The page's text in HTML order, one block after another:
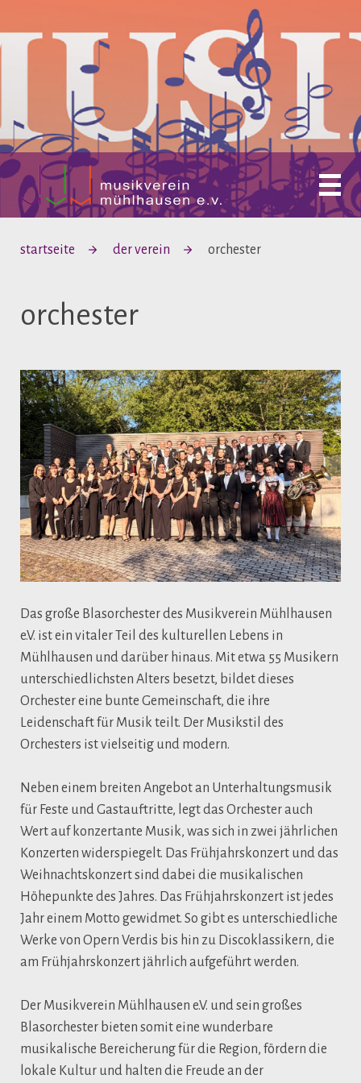
startseite der verein orchester
orchester
Das große Blasorchester des Musikverein Mühlhausen
e.V. ist ein vitaler Teil des kulturellen Lebens in
Mühlhausen und darüber hinaus. Mit etwa 55 Musikern
unterschiedlichsten Alters besetzt, bildet dieses
Orchester eine bunte Gemeinschaft, die ihre
Leidenschaft für Musik teilt. Der Musikstil des
Orchesters ist vielseitig und modern.
Neben einem breiten Angebot an Unterhaltungsmusik
für Feste und Gastauftritte, legt das Orchester auch
Wert auf konzertante Musik, was sich in zwei jährlichen
Konzerten widerspiegelt. Das Frühjahrskonzert und das
Weihnachtskonzert sind dabei die musikalischen
Höhepunkte des Jahres. Das Frühjahrskonzert ist jedes
Jahr einem Motto gewidmet. So gibt es unterschiedliche
Werke von Opern Verdis bis hin zu Discoklassikern, die
am Frühjahrskonzert jährlich aufgeführt werden.
Der Musikverein Mühlhausen e.V. und sein großes
Blasorchester bieten somit eine wunderbare
musikalische Bereicherung für die Region, fördern die
lokale Kultur und halten die Freude an der